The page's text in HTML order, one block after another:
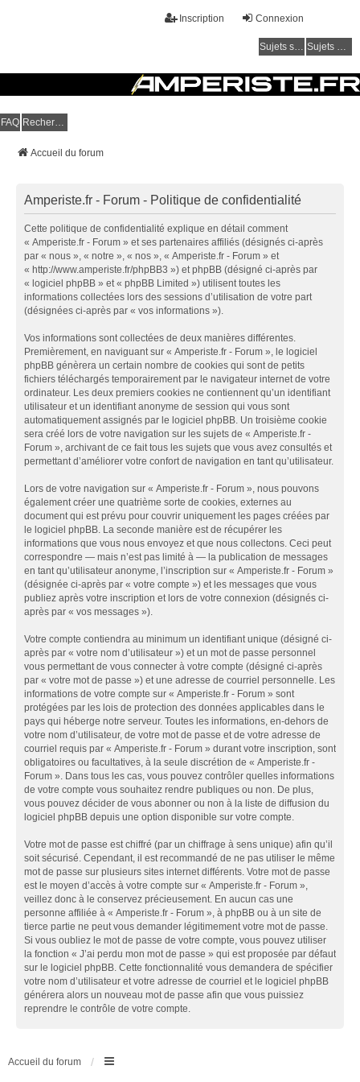
Connexion
Inscription
Sujets sans réponse Sujets actifs
Amperiste.fr - Forum
FAQ Rechercher
Accueil du forum
Amperiste.fr - Forum - Politique de confidentialité
Cette politique de confidentialité explique en détail comment
« Amperiste.fr - Forum » et ses partenaires affiliés (désignés ci-après
par « nous », « notre », « nos », « Amperiste.fr - Forum » et
« http://www.amperiste.fr/phpBB3 ») et phpBB (désigné ci-après par
« logiciel phpBB » et « phpBB Limited ») utilisent toutes les
informations collectées lors des sessions d’utilisation de votre part
(désignées ci-après par « vos informations »).
Vos informations sont collectées de deux manières différentes.
Premièrement, en naviguant sur « Amperiste.fr - Forum », le logiciel
phpBB génèrera un certain nombre de cookies qui sont de petits
fichiers téléchargés temporairement par le navigateur internet de votre
ordinateur. Les deux premiers cookies ne contiennent qu’un identifiant
utilisateur et un identifiant anonyme de session qui vous sont
automatiquement assignés par le logiciel phpBB. Un troisième cookie
sera créé lors de votre navigation sur les sujets de « Amperiste.fr -
Forum », archivant de ce fait tous les sujets que vous avez consultés et
permettant d’améliorer votre confort de navigation en tant qu’utilisateur.
Lors de votre navigation sur « Amperiste.fr - Forum », nous pouvons
également créer une quatrième sorte de cookies, externes au
document qui est prévu pour couvrir uniquement les pages créées par
le logiciel phpBB. La seconde manière est de récupérer les
informations que vous nous envoyez et que nous collectons. Ceci peut
correspondre — mais n’est pas limité à — la publication de messages
en tant qu’utilisateur anonyme, l’inscription sur « Amperiste.fr - Forum »
(désignée ci-après par « votre compte ») et les messages que vous
publiez après votre inscription et lors de votre connexion (désignés ci-
après par « vos messages »).
Votre compte contiendra au minimum un identifiant unique (désigné ci-
après par « votre nom d’utilisateur ») et un mot de passe personnel
vous permettant de vous connecter à votre compte (désigné ci-après
par « votre mot de passe ») et une adresse de courriel personnelle. Les
informations de votre compte sur « Amperiste.fr - Forum » sont
protégées par les lois de protection des données applicables dans le
pays qui héberge notre serveur. Toutes les informations, en-dehors de
votre nom d’utilisateur, de votre mot de passe et de votre adresse de
courriel requis par « Amperiste.fr - Forum » durant votre inscription, sont
obligatoires ou facultatives, à la seule discrétion de « Amperiste.fr -
Forum ». Dans tous les cas, vous pouvez contrôler quelles informations
de votre compte vous souhaitez rendre publiques ou non. De plus,
vous pouvez décider de vous abonner ou non à la liste de diffusion du
logiciel phpBB depuis une option disponible sur votre compte.
Votre mot de passe est chiffré (par un chiffrage à sens unique) afin qu’il
soit sécurisé. Cependant, il est recommandé de ne pas utiliser le même
mot de passe sur plusieurs sites internet différents. Votre mot de passe
est le moyen d’accès à votre compte sur « Amperiste.fr - Forum »,
veillez donc à le conservez précieusement. En aucun cas une
personne affiliée à « Amperiste.fr - Forum », à phpBB ou à un site de
tierce partie ne peut vous demander légitimement votre mot de passe.
Si vous oubliez le mot de passe de votre compte, vous pouvez utiliser
la fonction « J’ai perdu mon mot de passe » qui est proposée par défaut
sur le logiciel phpBB. Cette fonctionnalité vous demandera de spécifier
votre nom d’utilisateur et votre adresse de courriel et le logiciel phpBB
générera alors un nouveau mot de passe afin que vous puissiez
reprendre le contrôle de votre compte.
Accueil du forum